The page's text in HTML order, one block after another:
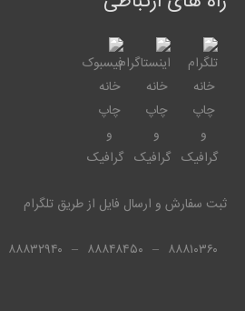
ثبت سفارش و ارسال فایل از طریق تلگرام
۸۸۸۱۰۳۶۰ – ۸۸۸۴۸۴۵۰ – ۸۸۸۳۲۹۴۰